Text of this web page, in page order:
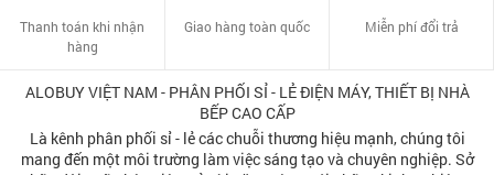
Thanh toán khi nhận
hàng
Giao hàng toàn quốc Miễn phí đổi trả
ALOBUY VIỆT NAM - PHÂN PHỐI SỈ - LẺ ĐIỆN MÁY, THIẾT BỊ NHÀ
BẾP CAO CẤP
Là kênh phân phối sỉ - lẻ các chuỗi thương hiệu mạnh, chúng tôi
mang đến một môi trường làm việc sáng tạo và chuyên nghiệp. Sở